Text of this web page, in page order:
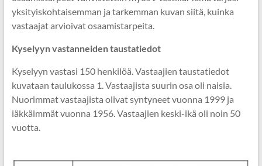
yksityiskohtaisemman ja tarkemman kuvan siitä, kuinka
vastaajat arvioivat osaamistarpeita.
Kyselyyn vastanneiden taustatiedot
Kyselyyn vastasi 150 henkilöä. Vastaajien taustatiedot
kuvataan taulukossa 1. Vastaajista suurin osa oli naisia.
Nuorimmat vastaajista olivat syntyneet vuonna 1999 ja
iäkkäimmät vuonna 1956. Vastaajien keski-ikä oli noin 50
vuotta.